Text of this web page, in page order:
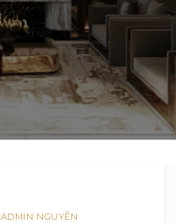
ADMIN NGUYỄN